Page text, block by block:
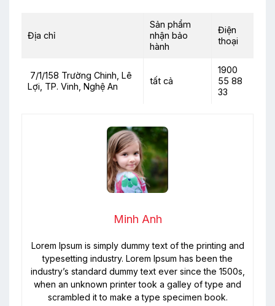
Địa chỉ
Sản phẩm
nhận bảo
hành
Điện
thoại
7/1/158 Trường Chinh, Lê
Lợi, TP. Vinh, Nghệ An
tất cả
1900
55 88
33
Minh Anh
Lorem Ipsum is simply dummy text of the printing and
typesetting industry. Lorem Ipsum has been the
industry’s standard dummy text ever since the 1500s,
when an unknown printer took a galley of type and
scrambled it to make a type specimen book.